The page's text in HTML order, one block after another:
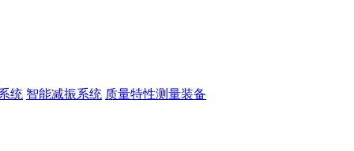
统 智能减振系统 质量特性测量装备